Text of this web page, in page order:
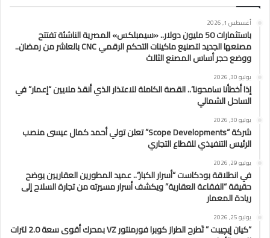
أغسطس 1, 2026
باستثمارات 50 مليون دولار.. «سيمبلكس» المصرية الناشئة تفتتح
مصنعها الجديد لتصنيع ماكينات التحكم الرقمي CNC بالعاشر من رمضان..
ووضع حجر أساس المصنع الثالث
يوليو 30, 2026
إذا أخطأنا سامحونا”.. القصة الكاملة للاعتذار الذي أنقذ ملايين “إعمار” في
الساحل الشمالي
يوليو 30, 2026
شركة “Scope Developments” تعلن تولي أحمد كمال عيسى منصب
الرئيس التنفيذي للقطاع التجاري
يوليو 29, 2026
في انطلاقة بودكاست “أسرار الكبار”.. عميد المطورين العقاريين يوضح
حقيقة “الفقاعة العقارية” ويكشف أسرار مسيرته من تجارة السلاح إلى
ريادة المعمار
يوليو 25, 2026
“كيان إيچيبت ” تَطرح الطراز كوبرا فورمنتور VZ بمحرك أقوى سعة 2.0 لترات